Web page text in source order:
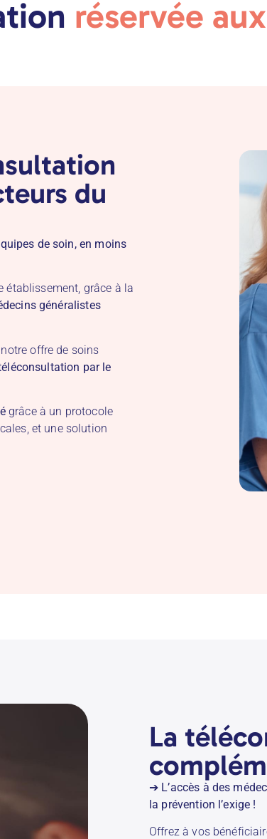
réservée
du
de soin, en moins
établissement, grâce à la
généralistes
offre de soins
par le
grâce à un protocole
et une solution
La
➔ L’accès à des
la prévention l’exige !
Offrez à vos